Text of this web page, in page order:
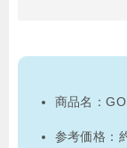
商品名：
参考価格：